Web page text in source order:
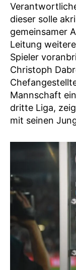
dieser solle
gemeinsamer
Leitung
Spieler
Christoph
Mannschaft
dritte Liga,
mit seinen